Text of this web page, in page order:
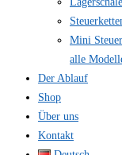
Mini
alle
Der Ablauf
Shop
Über uns
Kontakt